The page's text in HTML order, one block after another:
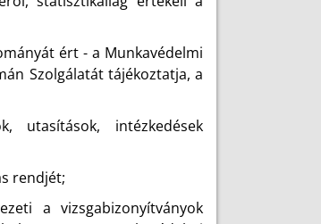
ért - a Munkavédelmi
Szolgálatát tájékoztatja, a
utasítások, intézkedések
rendjét;
a vizsgabizonyítványok